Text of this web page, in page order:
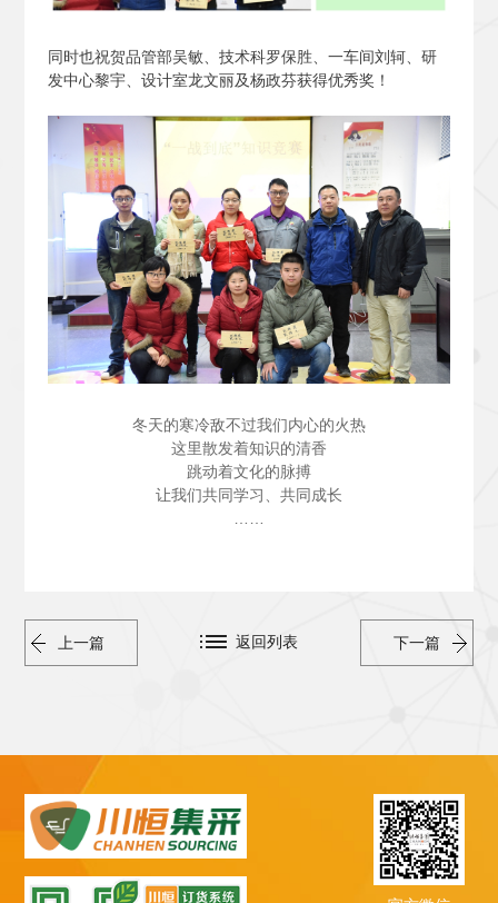
同时也祝贺品管部吴敏、技术科罗保胜、一车间刘轲、研
发中心黎宇、设计室龙文丽及杨政芬获得优秀奖！
冬天的寒冷敌不过我们内心的火热
这里散发着知识的清香
跳动着文化的脉搏
让我们共同学习、共同成长
上一篇 下一篇
返回列表